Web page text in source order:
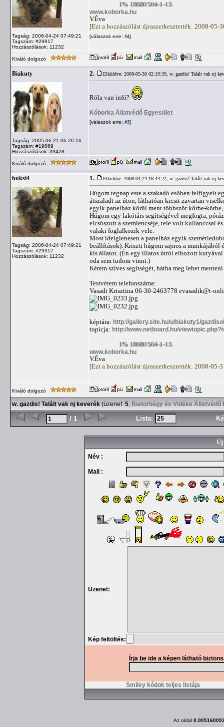
Tagság: 2006-04-24 07:49:21
Tagszám: #29917
Hozzászólások: 11232
1% 18680504-1-13.
www.koborka.hu
V.Éva
[Ezt a hozzászólást újraszerkesztették: 2008-05-
[válaszok erre: #4]
Kiváló dolgozó
Biakuty
Tagság: 2005-06-21 06:26:16
Tagszám: #19869
Hozzászólások: 39428
2. Elküldve: 2008-05-30 02:19:39, w. gazdis! Talált vak nj
Róla van infó?
Kóborka Állatvédő Egyesület
[válaszok erre: #3]
Kiváló dolgozó
buksi4
Tagság: 2006-04-24 07:49:21
Tagszám: #29917
Hozzászólások: 11232
1. Elküldve: 2008-04-24 16:44:22, w. gazdis! Talált vak nj
Húgom tegnap este a szakadó esőben felfigyelt
átszaladt az úton, láthatóan kicsit zavartan
egyik panelház körül ment többször körbe-
Húgom egy lakótárs segítségével megfogta,
elcsúszott a szemlencséje, tele volt kullanccsal
valaki foglalkozik vele.
Most ideiglenesen a panelház egyik
beállítások). Kriszti húgom sajnos a munkájából
kis állatot. (Én egy illatos útról elhozott kutyával
oda sem tudom vinni.)
Kérem szíves segítségét, hátha meg lehet
Testvérem telefonszáma:
Vasadi Krisztina 06-30-2463778 evasadik@t-
képtára: http://gallery.site.hu/u/biakuty1/
topicja: http://www.netboard.hu/
1% 18680504-1-13.
www.koborka.hu
V.Éva
[Ezt a hozzászólást újraszerkesztették: 2008-05-
Kiváló dolgozó
w. gazdis! Talált vak nj keverék (üzenet: 5, Biatorbágy és Vidéke Állatvédő
/ 1 Lista:
Új
Név :
Mail :
Üzenet:
Kép feltöltés:
Írja be ide a képen látható
Smiley kódok teljes listája
Az oldal